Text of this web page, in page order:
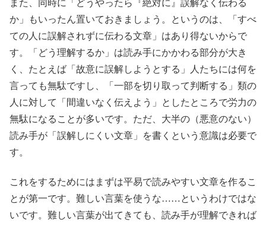
また、同時に「どうやったら『絶対に』誤解なく伝わる
か」もいったん置いておきましょう。というのは、「すべ
ての人に誤解されずに伝わる文章」はあり得ないからで
す。「どう理解するか」は読み手にかかわる部分が大き
く、たとえば「故意に誤解しようとする」人たちには何を
言っても無駄ですし、「一部を切り取って判断する」類の
人に対して「間違いなく伝えよう」としたところで労力の
無駄になることが多いです。ただ、大半の（悪意のない）
読み手が「誤解しにくい文章」を書くという意識は必要で
す。
これをするためにはまずは平易で読みやすい文章を作るこ
とが第一です。難しい言葉を使うな……というわけではな
いです。難しい言葉が出てきても、読み手が理解できれば